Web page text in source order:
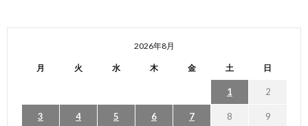
2026年8月
月 火 水 木 金 土 日
1 2
3 4 5 6 7 8 9